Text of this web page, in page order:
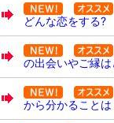
どんな恋をする?
の出会いやご縁は
から分かることは